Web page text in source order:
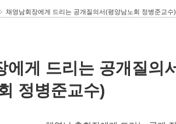
채영남회장에게 드리는 공개질의서(평양남노회 정병준교수)
에게 드리는 공개질의
정병준교수)